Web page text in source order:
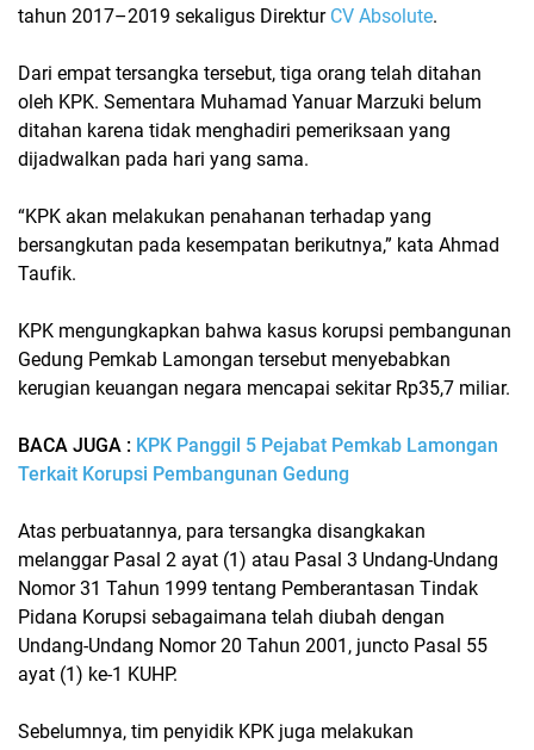
tahun 2017–2019 sekaligus Direktur CV Absolute.
Dari empat tersangka tersebut, tiga orang telah ditahan
oleh KPK. Sementara Muhamad Yanuar Marzuki belum
ditahan karena tidak menghadiri pemeriksaan yang
dijadwalkan pada hari yang sama.
“KPK akan melakukan penahanan terhadap yang
bersangkutan pada kesempatan berikutnya,” kata Ahmad
Taufik.
KPK mengungkapkan bahwa kasus korupsi pembangunan
Gedung Pemkab Lamongan tersebut menyebabkan
kerugian keuangan negara mencapai sekitar Rp35,7 miliar.
BACA JUGA : KPK Panggil 5 Pejabat Pemkab Lamongan
Terkait Korupsi Pembangunan Gedung
Atas perbuatannya, para tersangka disangkakan
melanggar Pasal 2 ayat (1) atau Pasal 3 Undang-Undang
Nomor 31 Tahun 1999 tentang Pemberantasan Tindak
Pidana Korupsi sebagaimana telah diubah dengan
Undang-Undang Nomor 20 Tahun 2001, juncto Pasal 55
ayat (1) ke-1 KUHP.
Sebelumnya, tim penyidik KPK juga melakukan